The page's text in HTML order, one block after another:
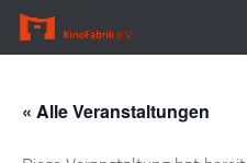
Zum Inhalt springen
« Alle Veranstaltungen